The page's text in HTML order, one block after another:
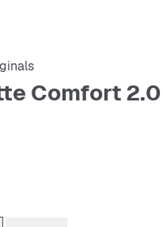
Comfort 2.0